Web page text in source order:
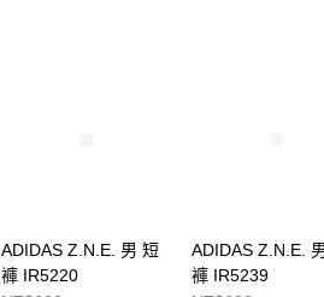
ADIDAS Z.N.E. 男 短
褲 IR5220
ADIDAS Z.N.E.
褲 IR5239